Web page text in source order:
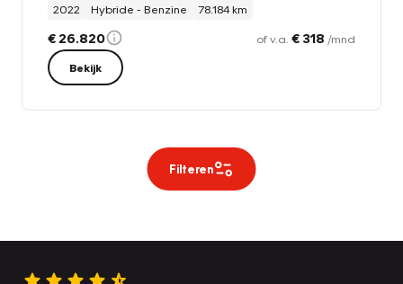
2022
Hybride - Benzine 78.184 km
€ 26.820 of v.a. € 318 /mnd
Bekijk
Filteren